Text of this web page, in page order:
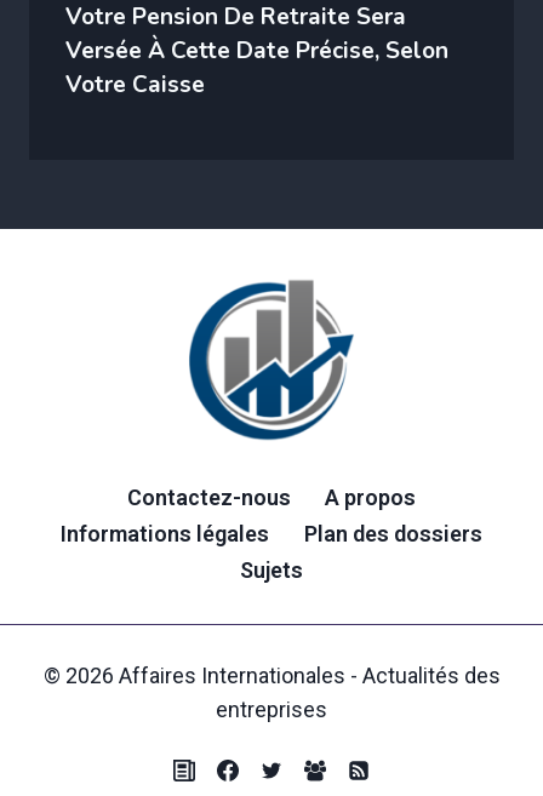
Votre Pension De Retraite Sera
Versée À Cette Date Précise, Selon
Votre Caisse
Contactez-nous
A propos
Informations légales
Plan des dossiers
Sujets
© 2026 Affaires Internationales - Actualités des
entreprises